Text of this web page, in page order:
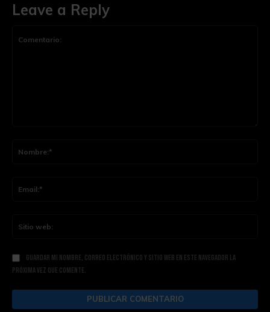
Leave a Reply
Guardar mi nombre, correo electrónico y sitio web en este navegador la
próxima vez que comente.